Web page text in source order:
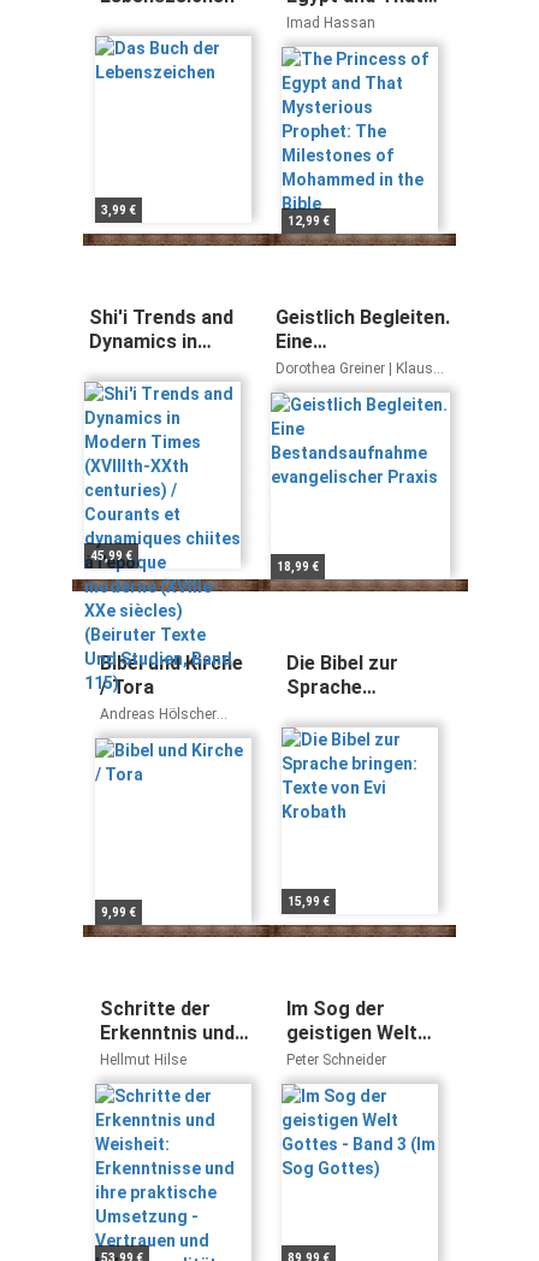
3,99 €
Mysterious
Prophet: The
Milestones of
Mohammed in
the Bible
Imad Hassan
12,99 €
Shi'i Trends and
Dynamics in
(XVIIIth-XXth
centuries) /
Courants et
dynamiques
chiites à
l'époque
moderne (XVIIIe-
XXe siècles)
(Beiruter Texte
Und Studien,
Band 115)
45,99 €
Geistlich Begleiten.
Eine
Bestandsaufnahme
evangelischer
Praxis
Dorothea Greiner | Klaus
Raschzok | Matthias Rost
(Hrsg.)
18,99 €
Bibel und Kirche
/ Tora
Andreas Hölscher
Katholisches Bibelwerk
e.V.
9,99 €
Die Bibel zur
Sprache
von Evi Krobath
15,99 €
Schritte der
Erkenntnis und
Weisheit:
Erkenntnisse
und ihre
praktische
Umsetzung -
Vertrauen und
Lebensqualität
leben und
gestalten
Hellmut Hilse
53,99 €
Im Sog der
geistigen Welt
Gottes - Band 3
(Im Sog Gottes)
Peter Schneider
89,99 €